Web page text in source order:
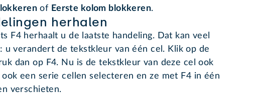
of Eerste kolom blokkeren.
herhalen
F4 herhaalt u de laatste handeling. Dat kan veel
u verandert de tekstkleur van één cel. Klik op de
dan op F4. Nu is de tekstkleur van deze cel ook
ook een serie cellen selecteren en ze met F4 in één
verschieten.